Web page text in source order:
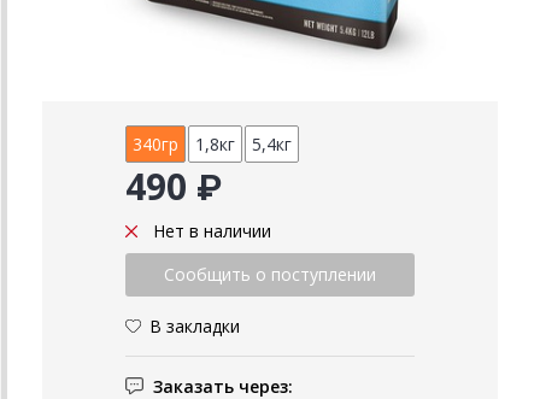
340гр 1,8кг 5,4кг
490 ₽
Нет в наличии
В закладки
Заказать через: